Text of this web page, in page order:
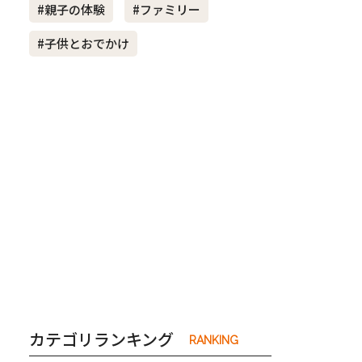
夫婦 #産休
#親子の体験
#ファミリー
#子供とおでかけ
カテゴリランキング RANKING